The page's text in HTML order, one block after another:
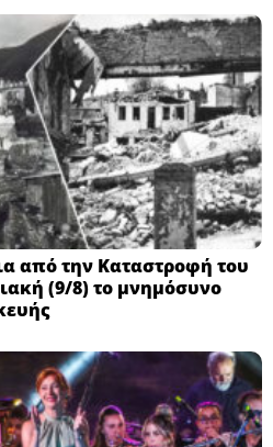
από την Καταστροφή του
(9/8) το μνημόσυνο